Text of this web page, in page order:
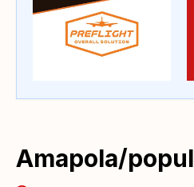
Amapola/